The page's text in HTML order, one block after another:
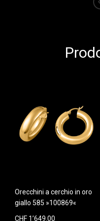
Orecchini a cerchio in oro
giallo 585 »100869«
CHF 1’649.00